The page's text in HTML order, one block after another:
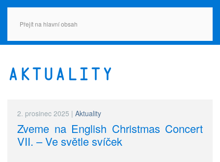
Přejít na hlavní obsah
Aktuality
2. prosinec 2025 | Aktuality
Zveme na English Christmas Concert
VII. – Ve světle svíček